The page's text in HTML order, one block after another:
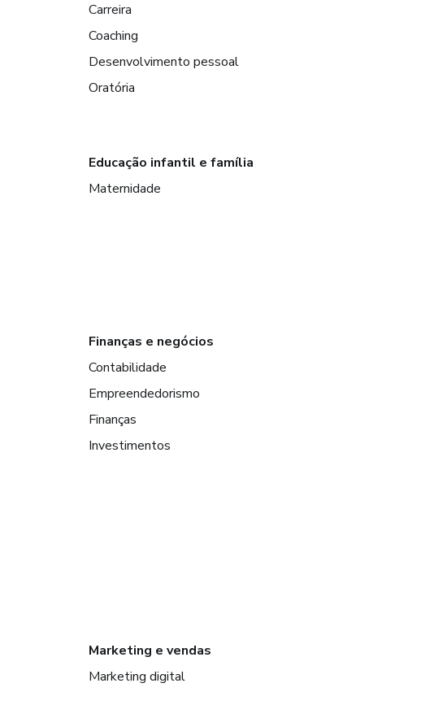
Carreira
Coaching
Desenvolvimento pessoal
Oratória
Educação infantil e família
Maternidade
Finanças e negócios
Contabilidade
Empreendedorismo
Finanças
Investimentos
Marketing e vendas
Marketing digital